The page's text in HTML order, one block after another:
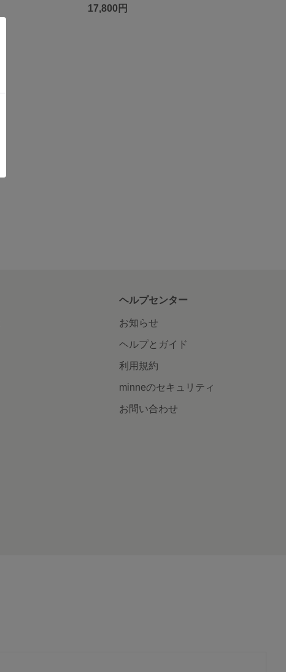
17,800円
ヘルプセンター
お知らせ
ヘルプとガイド
利用規約
minneのセキュリティ
お問い合わせ